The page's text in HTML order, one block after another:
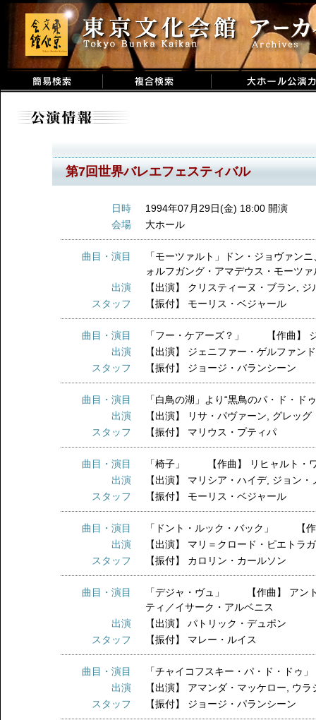
第7回世界バレエフェスティバル
日時
1994年07月29日(金) 18:00 開演
会場
大ホール
曲目・演目
「モーツァルト」ドン・ジョヴァ
ォルフガング・アマデウス・モーツァ
出演
【出演】 クリスティーヌ・ブラン
ジ
スタッフ
【振付】 モーリス・ベジャール
曲目・演目
「フー・ケアーズ？」 【作曲】
出演
【出演】 ジェニファー・ゲルファンド
スタッフ
【振付】 ジョージ・バランシーン
曲目・演目
「白鳥の湖」より“黒鳥のパ・ド・
出演
【出演】 リサ・パヴァーン
グレッグ
スタッフ
【振付】 マリウス・プティパ
曲目・演目
「椅子」 【作曲】 リヒャルト・
出演
【出演】 マリシア・ハイデ, ジョン・
スタッフ
【振付】 モーリス・ベジャール
曲目・演目
「ドント・ルック・バック」 【作
出演
【出演】 マリ＝クロード・ピエトラ
スタッフ
【振付】 カロリン・カールソン
曲目・演目
「デジャ・ヴュ」 【作曲】 アント
ティ／イサーク・アルベニス
出演
【出演】パトリック・デュポン
スタッフ
【振付】 マレー・ルイス
曲目・演目
「チャイコフスキー・パ・ド・ド
出演
【出演】 アマンダ・マッケロー
ウラ
スタッフ
【振付】 ジョージ・パランシーン